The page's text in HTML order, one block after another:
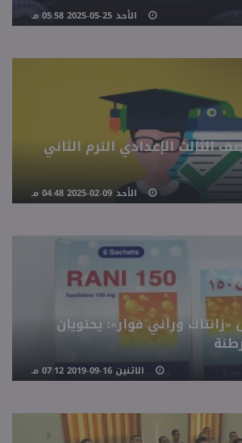
الأحد 25-05-2025 05:58 مـ
الثالث الإعدادي الترم الثاني
الأحد 09-02-2025 04:48 مـ
وراني فوار»: يحتويان
الاثنين 16-09-2019 07:12 مـ